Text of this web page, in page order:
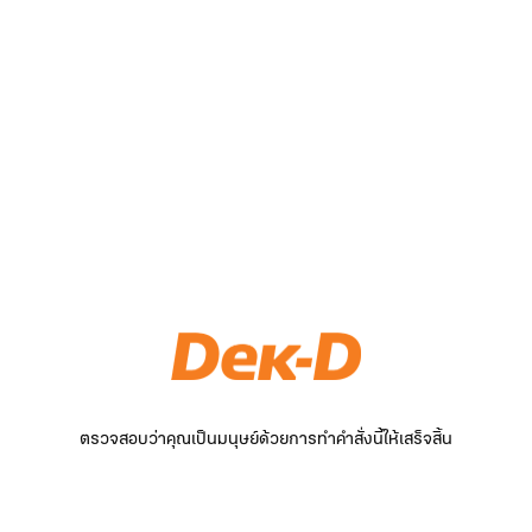
ตรวจสอบว่าคุณเป็นมนุษย์ด้วยการทำคำสั่งนี้ให้เสร็จสิ้น